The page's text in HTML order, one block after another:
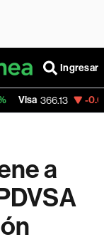
Ingresar
-0.04%
a